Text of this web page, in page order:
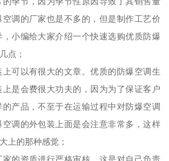
调的厂家也是不多的，但是制作工艺价
小编给大家介绍一个快速选购优质防爆
点；
可以有很大的文章。优质的防爆空调生
是会费很大功夫的，因为为了保证客户
产品，不至于在运输过程中对防爆空调
调的外包装上面是会注意非常多，这样
上的那种感觉；